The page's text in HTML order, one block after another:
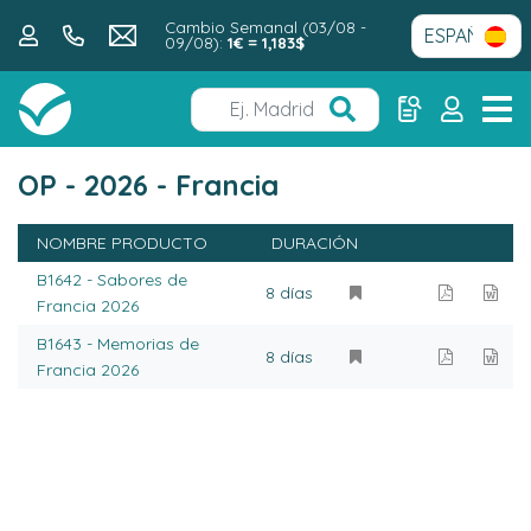
Cambio Semanal (03/08 -
09/08):1€ = 1,183$
OP - 2026 - Francia
NOMBRE PRODUCTO
DURACIÓN
B1642 - Sabores de
Francia 2026
8 días
B1643 - Memorias de
Francia 2026
8 días